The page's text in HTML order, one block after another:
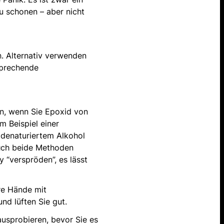
schonen – aber nicht
Alternativ verwenden
wenn Sie Epoxid von
Beispiel einer
Alkohol
beide Methoden
es lässt
Hände mit
lüften Sie gut.
bevor Sie es